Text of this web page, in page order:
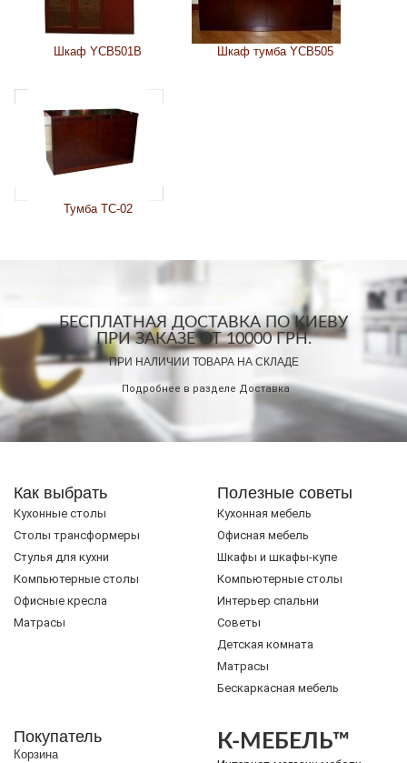
Шкаф YCB501B Шкаф тумба YCB505
Тумба ТС-02
БЕСПЛАТНАЯ ДОСТАВКА ПО КИЕВУ
ПРИ ЗАКАЗЕ ОТ 10000 ГРН.
ПРИ НАЛИЧИИ ТОВАРА НА СКЛАДЕ
Подробнее в разделе Доставка
Как выбрать
Кухонные столы
Cтолы трансформеры
Стулья для кухни
Компьютерные столы
Офисные кресла
Матрасы
Полезные советы
Кухонная мебель
Офисная мебель
Шкафы и шкафы-купе
Компьютерные столы
Интерьер спальни
Советы
Детская комната
Матрасы
Бескаркасная мебель
Покупатель
Корзина
К-МЕБЕЛЬ™